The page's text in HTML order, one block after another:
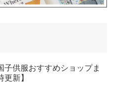
子供服おすすめショップま
更新】